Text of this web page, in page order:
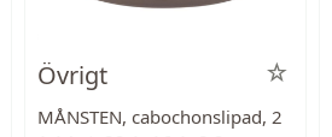
Övrigt
MÅNSTEN, cabochonslipad, 2